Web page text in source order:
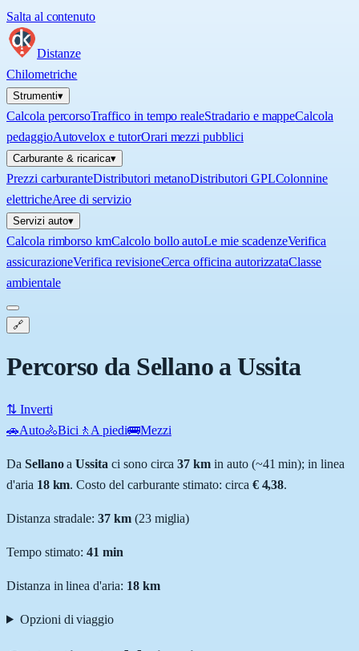
Salta al contenuto
Distanze
Chilometriche
Strumenti▾
Calcola percorsoTraffico in tempo realeStradario e mappeCalcola
pedaggioAutovelox e tutorOrari mezzi pubblici
Carburante & ricarica▾
Prezzi carburanteDistributori metanoDistributori GPLColonnine
elettricheAree di servizio
Servizi auto▾
Calcola rimborso kmCalcolo bollo autoLe mie scadenzeVerifica
assicurazioneVerifica revisioneCerca officina autorizzataClasse
ambientale
🔗
Percorso da Sellano a Ussita
⇅ Inverti
🚗Auto🚴Bici 🚶 A piedi🚌Mezzi
Da SellanoaUssita ci sono circa 37 km in auto (~41 min); in linea
d'aria 18km. Costo del carburante stimato: circa € 4,38.
Distanza stradale:37 km (23miglia)
Tempo stimato:41 min
Distanza in linea d'aria: 18km
Opzioni di viaggio